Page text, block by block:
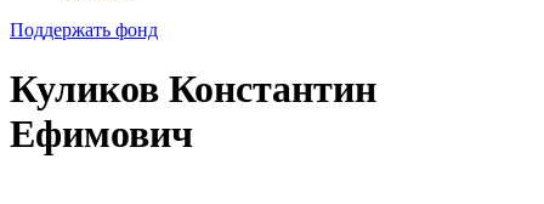
Поддержать фонд
Куликов Константин
Ефимович